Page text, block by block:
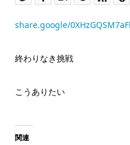
share.google/
終わりなき挑戦
こうありたい
関連